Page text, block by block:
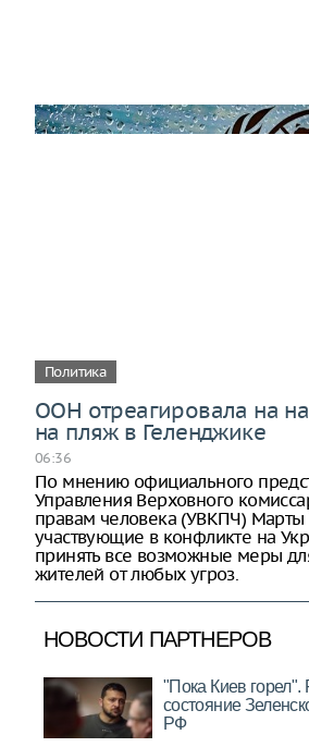
Политика
ООН отреагировала на
на пляж в Геленджике
06:36
По мнению официального
Управления Верховного
правам человека (УВКПЧ) Марты
участвующие в конфликте на
принять все возможные меры
жителей от любых угроз.